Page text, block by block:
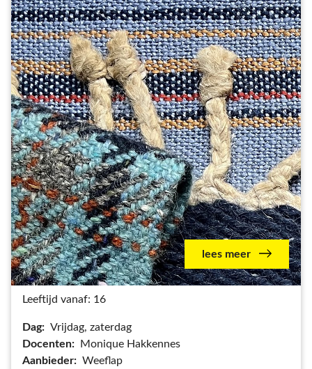
lees meer
Leeftijd vanaf: 16
Dag: Vrijdag, zaterdag
Docenten: Monique Hakkennes
Aanbieder: Weeflap